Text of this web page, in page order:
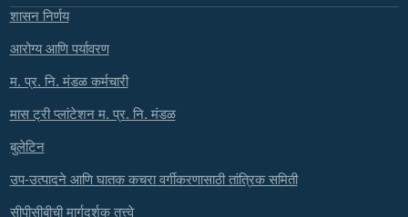
शासन निर्णय
आरोग्य आणि पर्यावरण
म. प्र. नि. मंडळ कर्मचारी
मास ट्री प्लांटेशन म. प्र. नि. मंडळ
बुलेटिन
उप-उत्पादने आणि घातक कचरा वर्गीकरणासाठी तांत्रिक समिती
सीपीसीबीची मार्गदर्शक तत्त्वे